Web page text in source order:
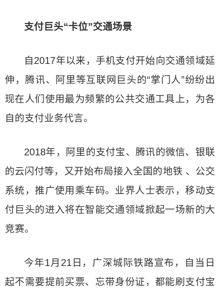
支付巨头“卡位”交通场景
自2017年以来，手机支付开始向交通领域延
伸，腾讯、阿里等互联网巨头的“掌门人”纷纷出
现在人们使用最为频繁的公共交通工具上，为各
自的支付业务代言。
2018年，阿里的支付宝、腾讯的微信、银联
的云闪付等，又开始布局接入全国的地铁 、公交
系统，推广使用乘车码。业界人士表示，移动支
付巨头的进入将在智能交通领域掀起一场新的大
竞赛。
今年1月21日，广深城际铁路宣布，自当日
起不需要提前买票、忘带身份证，都能刷支付宝